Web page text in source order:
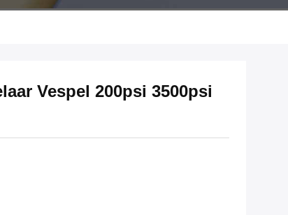
Vespel 200psi 3500psi